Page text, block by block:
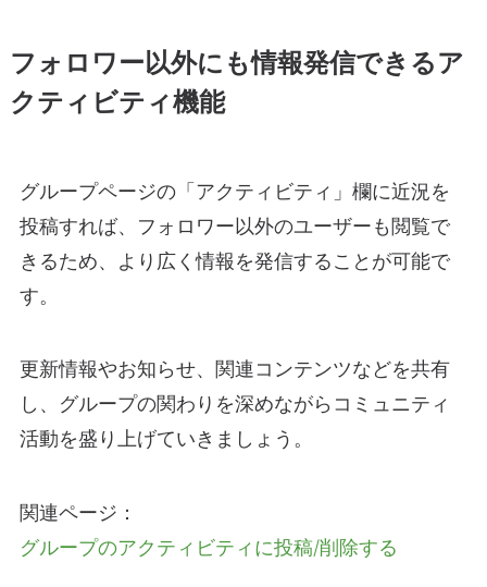
フォロワー以外にも情報発信できるア
クティビティ機能
グループページの「アクティビティ」欄に近況を
投稿すれば、フォロワー以外のユーザーも閲覧で
きるため、より広く情報を発信することが可能で
す。
更新情報やお知らせ、関連コンテンツなどを共有
し、グループの関わりを深めながらコミュニティ
活動を盛り上げていきましょう。
関連ページ：
グループのアクティビティに投稿/削除する